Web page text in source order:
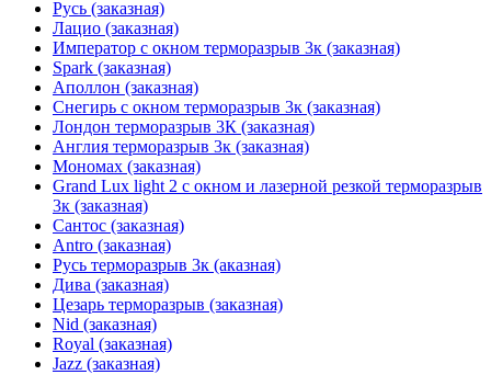
Русь (заказная)
Лацио (заказная)
Император с окном терморазрыв 3к (заказная)
Spark (заказная)
Аполлон (заказная)
Снегирь с окном терморазрыв 3к (заказная)
Лондон терморазрыв 3К (заказная)
Англия терморазрыв 3к (заказная)
Мономах (заказная)
Grand Lux light 2 с окном и лазерной резкой терморазрыв
3к (заказная)
Сантос (заказная)
Antro (заказная)
Русь терморазрыв 3к (аказная)
Дива (заказная)
Цезарь терморазрыв (заказная)
Nid (заказная)
Royal (заказная)
Jazz (заказная)